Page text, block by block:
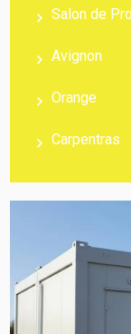
Salon de
Avignon
Orange
Carpentras